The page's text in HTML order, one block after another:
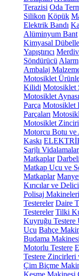
Terazisi Oda
Silikon Köpük
Elektrik Bandı
Alüminyum Bant
Kimyasal
Yapıştırıcı
Söndürücü Alarm
Ambalaj
Motosiklet
Kilidi Motosiklet
Motosiklet Aynası
Parça Motosiklet
Parçaları
Motosiklet Zinciri
Motorcu Botu ve
Kaskı
Şarjlı Vidalamalar
Matkaplar
Matkap Ucu ve
Matkaplar
Kırıcılar ve
Polisaj Makineleri
Testereler Daire
Testereler Tilki
Kuyruğu Testere
Ucu Bahçe
Budama Makinesi
Motorlu Testere
Testere Zincirleri
Çim Biçme
Kesme Makinesi